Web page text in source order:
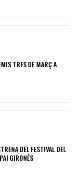
TRES DE MARÇ A
DEL FESTIVAL DEL
GIRONÈS